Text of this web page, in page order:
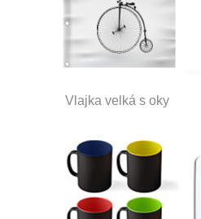
Vlajka velká s oky